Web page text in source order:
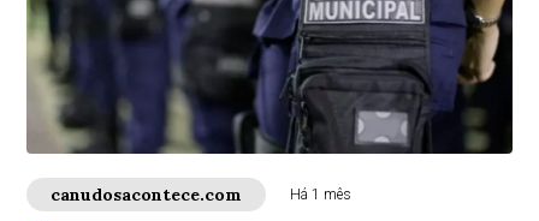
canudosacontece.com Há 1 mês